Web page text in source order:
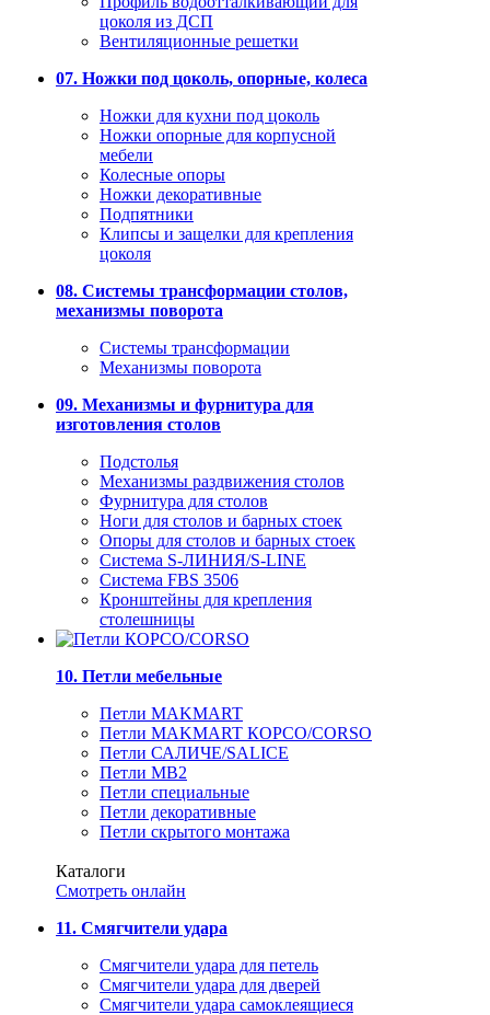
цоколя из ДСП
Вентиляционные решетки
07. Ножки под цоколь, опорные, колеса
Ножки для кухни под цоколь
Ножки опорные для корпусной
мебели
Колесные опоры
Ножки декоративные
Подпятники
Клипсы и защелки для крепления
цоколя
08. Системы трансформации столов,
механизмы поворота
Системы трансформации
Механизмы поворота
09. Механизмы и фурнитура для
изготовления столов
Подстолья
Механизмы раздвижения столов
Фурнитура для столов
Ноги для столов и барных стоек
Опоры для столов и барных стоек
Система S-ЛИНИЯ/S-LINE
Система FBS 3506
Кронштейны для крепления
столешницы
10. Петли мебельные
Петли MAKMART
Петли MAKMART КОРСО/CORSO
Петли САЛИЧЕ/SALICE
Петли MB2
Петли специальные
Петли декоративные
Петли скрытого монтажа
Каталоги
Смотреть онлайн
11. Смягчители удара
Смягчители удара для петель
Смягчители удара для дверей
Cмягчители удара самоклеящиеся